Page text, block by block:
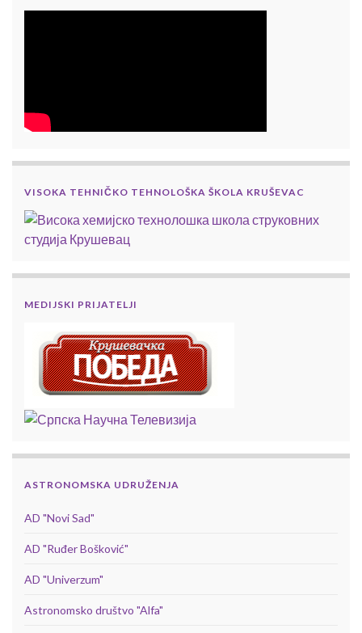
VISOKA TEHNIČKO TEHNOLOŠKA ŠKOLA KRUŠEVAC
MEDIJSKI PRIJATELJI
ASTRONOMSKA UDRUŽENJA
AD "Novi Sad"
AD "Ruđer Bošković"
AD "Univerzum"
Astronomsko društvo "Alfa"